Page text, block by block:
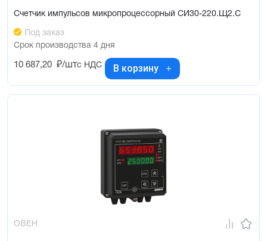
Счетчик импульсов микропроцессорный СИ30-220.Щ2.С
Под заказ
Срок производства 4 дня
10 687,20 ₽/штс НДС В корзину
ОВЕН